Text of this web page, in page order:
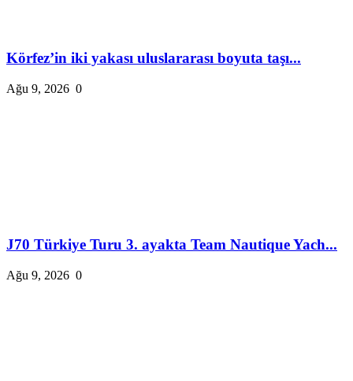
Körfez’in iki yakası uluslararası boyuta taşı...
Ağu 9, 2026 0
J70 Türkiye Turu 3. ayakta Team Nautique Yach...
Ağu 9, 2026 0